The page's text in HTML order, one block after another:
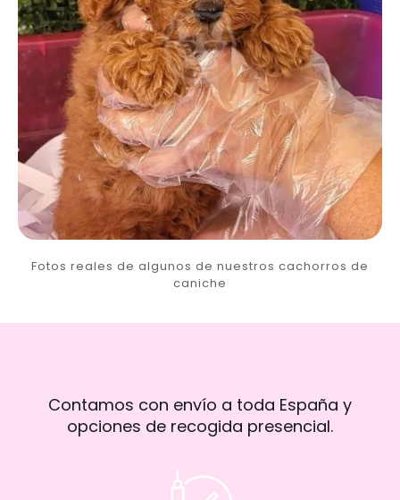
Fotos reales de algunos de nuestros cachorros de
caniche
Contamos con envío a toda España y
opciones de recogida presencial.